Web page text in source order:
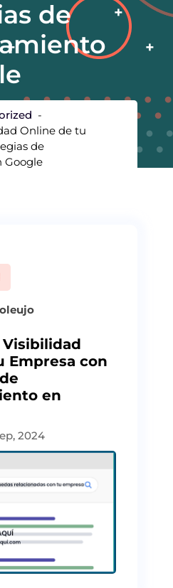
de
-
Online de tu
de
Google
Visibilidad
Empresa con
en
2024